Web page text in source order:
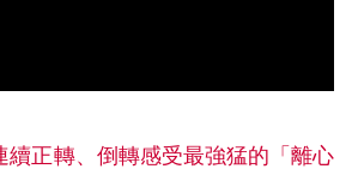
正轉、倒轉感受最強猛的「離心